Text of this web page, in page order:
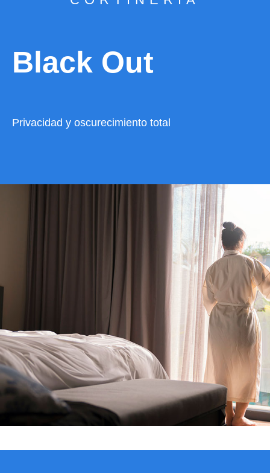
Black Out
Privacidad y oscurecimiento total
VER CATÁLOGO